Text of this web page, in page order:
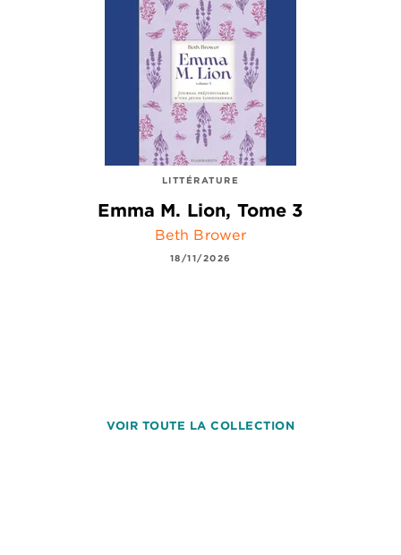
LITTÉRATURE
Emma M. Lion, Tome 3
Beth Brower
18/11/2026
VOIR TOUTE LA COLLECTION